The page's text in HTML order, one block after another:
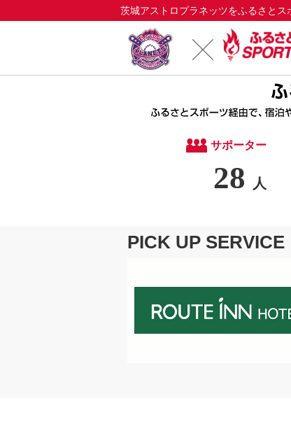
茨城アストロプラネッツをふるさとス
サポーター
28 人
PICK UP SERVICE